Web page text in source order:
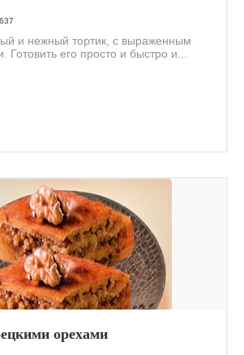
и нежный тортик, с выраженным
Готовить его просто и быстро и...
орехами